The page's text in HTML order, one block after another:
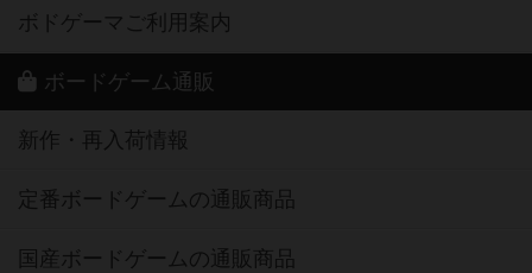
ボドゲーマご利用案内
ボードゲーム通販
新作・再入荷情報
定番ボードゲームの通販商品
国産ボードゲームの通販商品